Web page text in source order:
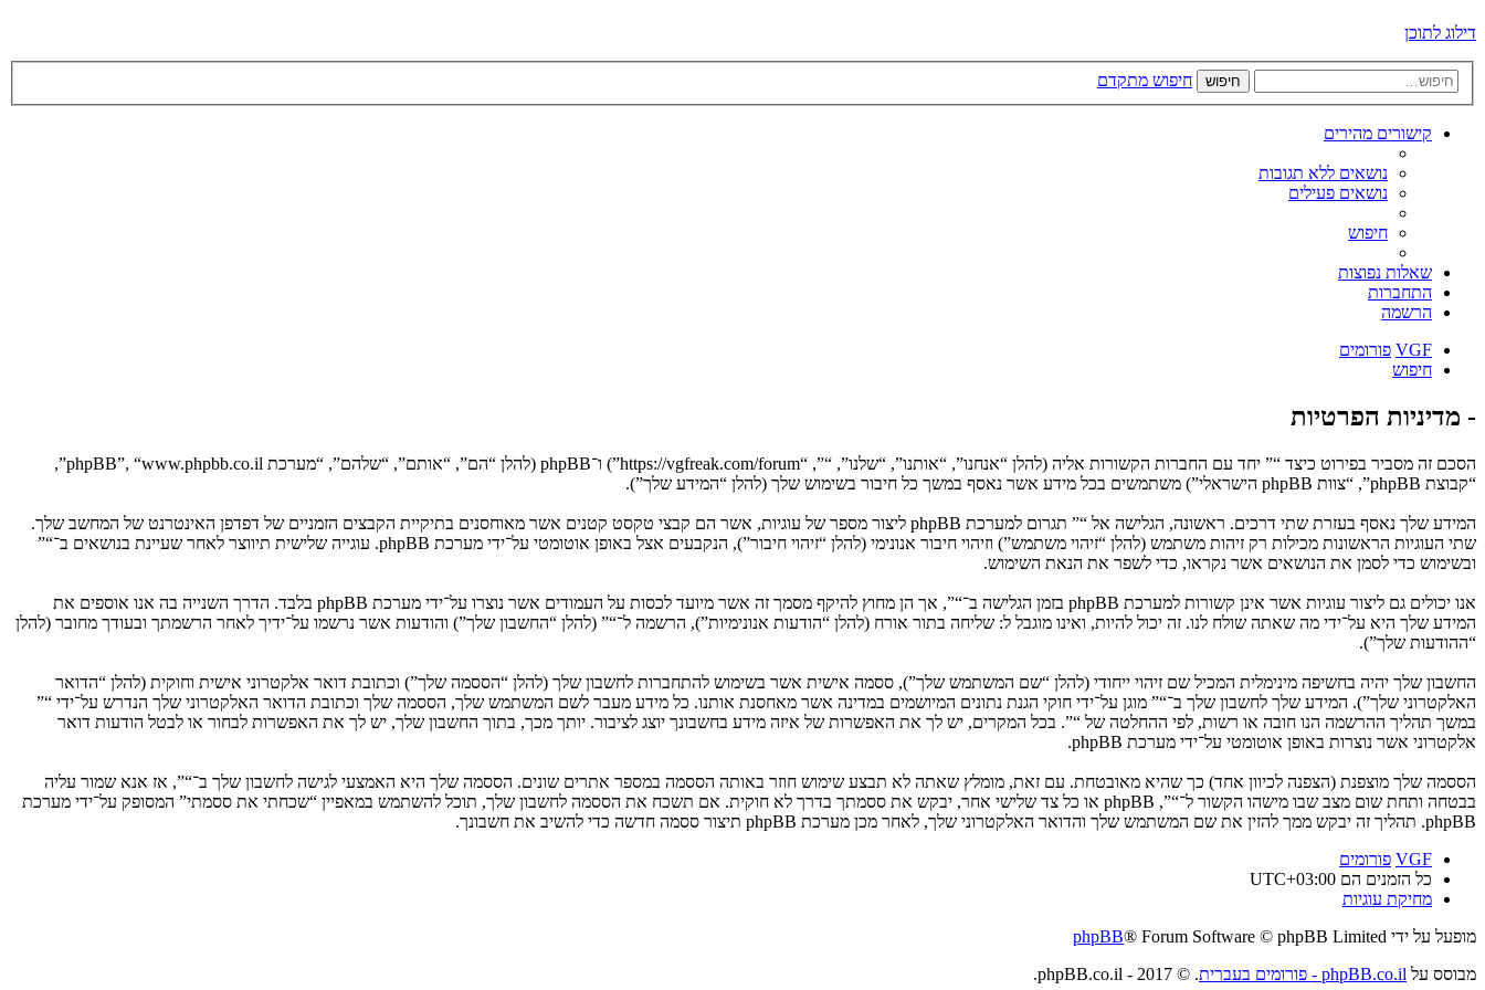
דילוג לתוכן
חיפוש חיפוש מתקדם
קישורים מהירים
נושאים ללא תגובות
נושאים פעילים
חיפוש
שאלות נפוצות
התחברות
הרשמה
VGF פורומים
חיפוש
- מדיניות הפרטיות
הסכם זה מסביר בפירוט כיצד “” יחד עם החברות הקשורות אליה (להלן “אנחנו”, “אותנו”, “שלנו”, “”, “https://vgfreak.com/forum”) ו־phpBB (להלן “הם”, “אותם”, “שלהם”, “מערכת phpBB”, “www.phpbb.co.il”,
“קבוצת phpBB”, “צוות phpBB הישראלי”) משתמשים בכל מידע אשר נאסף במשך כל חיבור בשימוש שלך (להלן “המידע שלך”).
המידע שלך נאסף בעזרת שתי דרכים. ראשונה, הגלישה אל “” תגרום למערכת phpBB ליצור מספר של עוגיות, אשר הם קבצי טקסט קטנים אשר מאוחסנים בתיקיית הקבצים הזמניים של דפדפן האינטרנט של המחשב שלך.
שתי העוגיות הראשונות מכילות רק זיהות משתמש (להלן “זיהוי משתמש”) וזיהוי חיבור אנונימי (להלן “זיהוי חיבור”), הנקבעים אצל באופן אוטומטי על־ידי מערכת phpBB. עוגייה שלישית תיווצר לאחר שעיינת בנושאים ב־“”
ובשימוש כדי לסמן את הנושאים אשר נקראו, כדי לשפר את הנאת השימוש.
אנו יכולים גם ליצור עוגיות אשר אינן קשורות למערכת phpBB בזמן הגלישה ב־“”, אך הן מחוץ להיקף מסמך זה אשר מיועד לכסות על העמודים אשר נוצרו על־ידי מערכת phpBB בלבד. הדרך השנייה בה אנו אוספים את
המידע שלך היא על־ידי מה שאתה שולח לנו. זה יכול להיות, ואינו מוגבל ל: שליחה בתור אורח (להלן “הודעות אנונימיות”), הרשמה ל־“” (להלן “החשבון שלך”) והודעות אשר נרשמו על־ידיך לאחר הרשמתך ובעודך מחובר (להלן
“ההודעות שלך”).
החשבון שלך יהיה בחשיפה מינימלית המכיל שם זיהוי ייחודי (להלן “שם המשתמש שלך”), ססמה אישית אשר בשימוש להתחברות לחשבון שלך (להלן “הססמה שלך”) וכתובת דואר אלקטרוני אישית וחוקית (להלן “הדואר
האלקטרוני שלך”). המידע שלך לחשבון שלך ב־“” מוגן על־ידי חוקי הגנת נתונים המיושמים במדינה אשר מאחסנת אותנו. כל מידע מעבר לשם המשתמש שלך, הססמה שלך וכתובת הדואר האלקטרוני שלך הנדרש על־ידי “”
במשך תהליך ההרשמה הנו חובה או רשות, לפי ההחלטה של “”. בכל המקרים, יש לך את האפשרות של איזה מידע בחשבונך יוצג לציבור. יותך מכך, בתוך החשבון שלך, יש לך את האפשרות לבחור או לבטל הודעות דואר
אלקטרוני אשר נוצרות באופן אוטומטי על־ידי מערכת phpBB.
הססמה שלך מוצפנת (הצפנה לכיוון אחד) כך שהיא מאובטחת. עם זאת, מומלץ שאתה לא תבצע שימוש חוזר באותה הססמה במספר אתרים שונים. הססמה שלך היא האמצעי לגישה לחשבון שלך ב־“”, אז אנא שמור עליה
בבטחה ותחת שום מצב שבו מישהו הקשור ל־“”, phpBB או כל צד שלישי אחר, יבקש את ססמתך בדרך לא חוקית. אם תשכח את הססמה לחשבון שלך, תוכל להשתמש במאפיין “שכחתי את ססמתי” המסופק על־ידי מערכת
phpBB. תהליך זה יבקש ממך להזין את שם המשתמש שלך והדואר האלקטרוני שלך, לאחר מכן מערכת phpBB תיצור ססמה חדשה כדי להשיב את חשבונך.
VGF פורומים
כל הזמנים הם UTC+03:00
מחיקת עוגיות
מופעל על ידי
phpBB® Forum Software © phpBB Limited
מבוסס על phpBB.co.il - פורומים בעברית . © 2017 - phpBB.co.il.